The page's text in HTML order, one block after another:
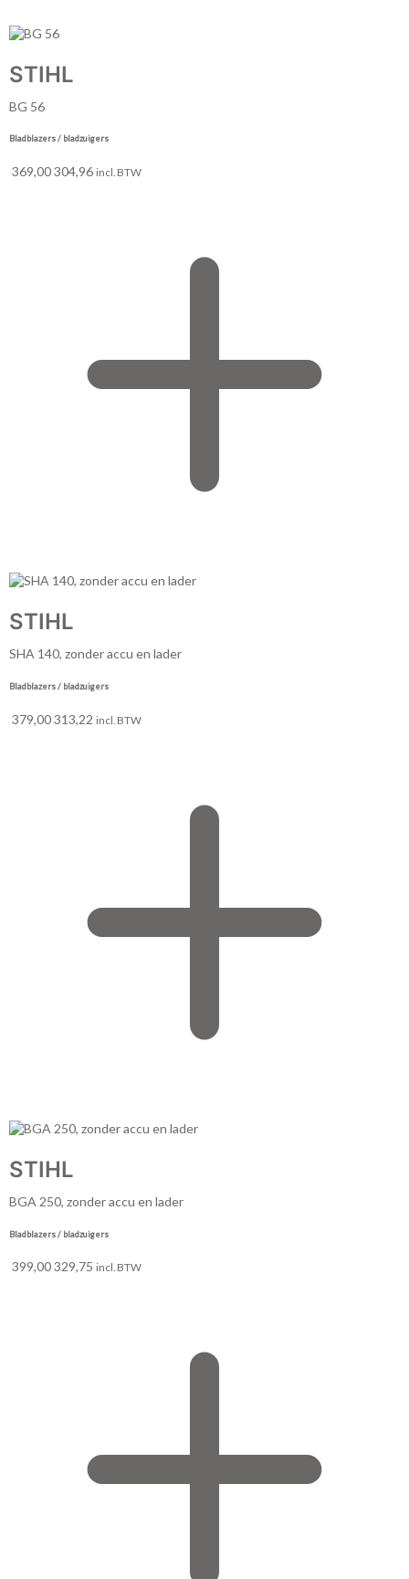
STIHL
BG 56
Bladblazers / bladzuigers
369,00304,96 incl. BTW
STIHL
SHA 140, zonder accu en lader
Bladblazers / bladzuigers
379,00313,22 incl. BTW
STIHL
BGA 250, zonder accu en lader
Bladblazers / bladzuigers
399,00329,75 incl. BTW